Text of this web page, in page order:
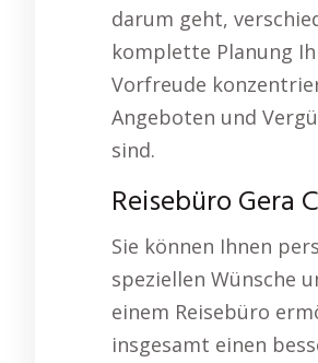
darum geht,
komplette Planung
Vorfreude
Angeboten und
sind.
Reisebüro Gera
Sie können Ihnen
speziellen Wünsche
einem Reisebüro
insgesamt einen